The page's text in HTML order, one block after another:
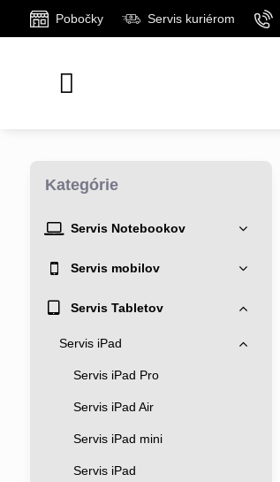
Pobočky Servis kuriérom
Kategórie
Servis Notebookov
Servis mobilov
Servis Tabletov
Servis iPad
Servis iPad Pro
Servis iPad Air
Servis iPad mini
Servis iPad